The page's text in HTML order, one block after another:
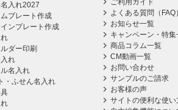
入れ2027
プレート作成
ンプレート作成
ダー印刷
れ
名入れ
・ふせん名入れ
ご利用ガイド
よくある質問（FAQ
お知らせ一覧
キャンペーン・特集
商品コラム一覧
CM動画一覧
お問い合わせ
サンプルのご請求
お客様の声
サイトの便利な使い